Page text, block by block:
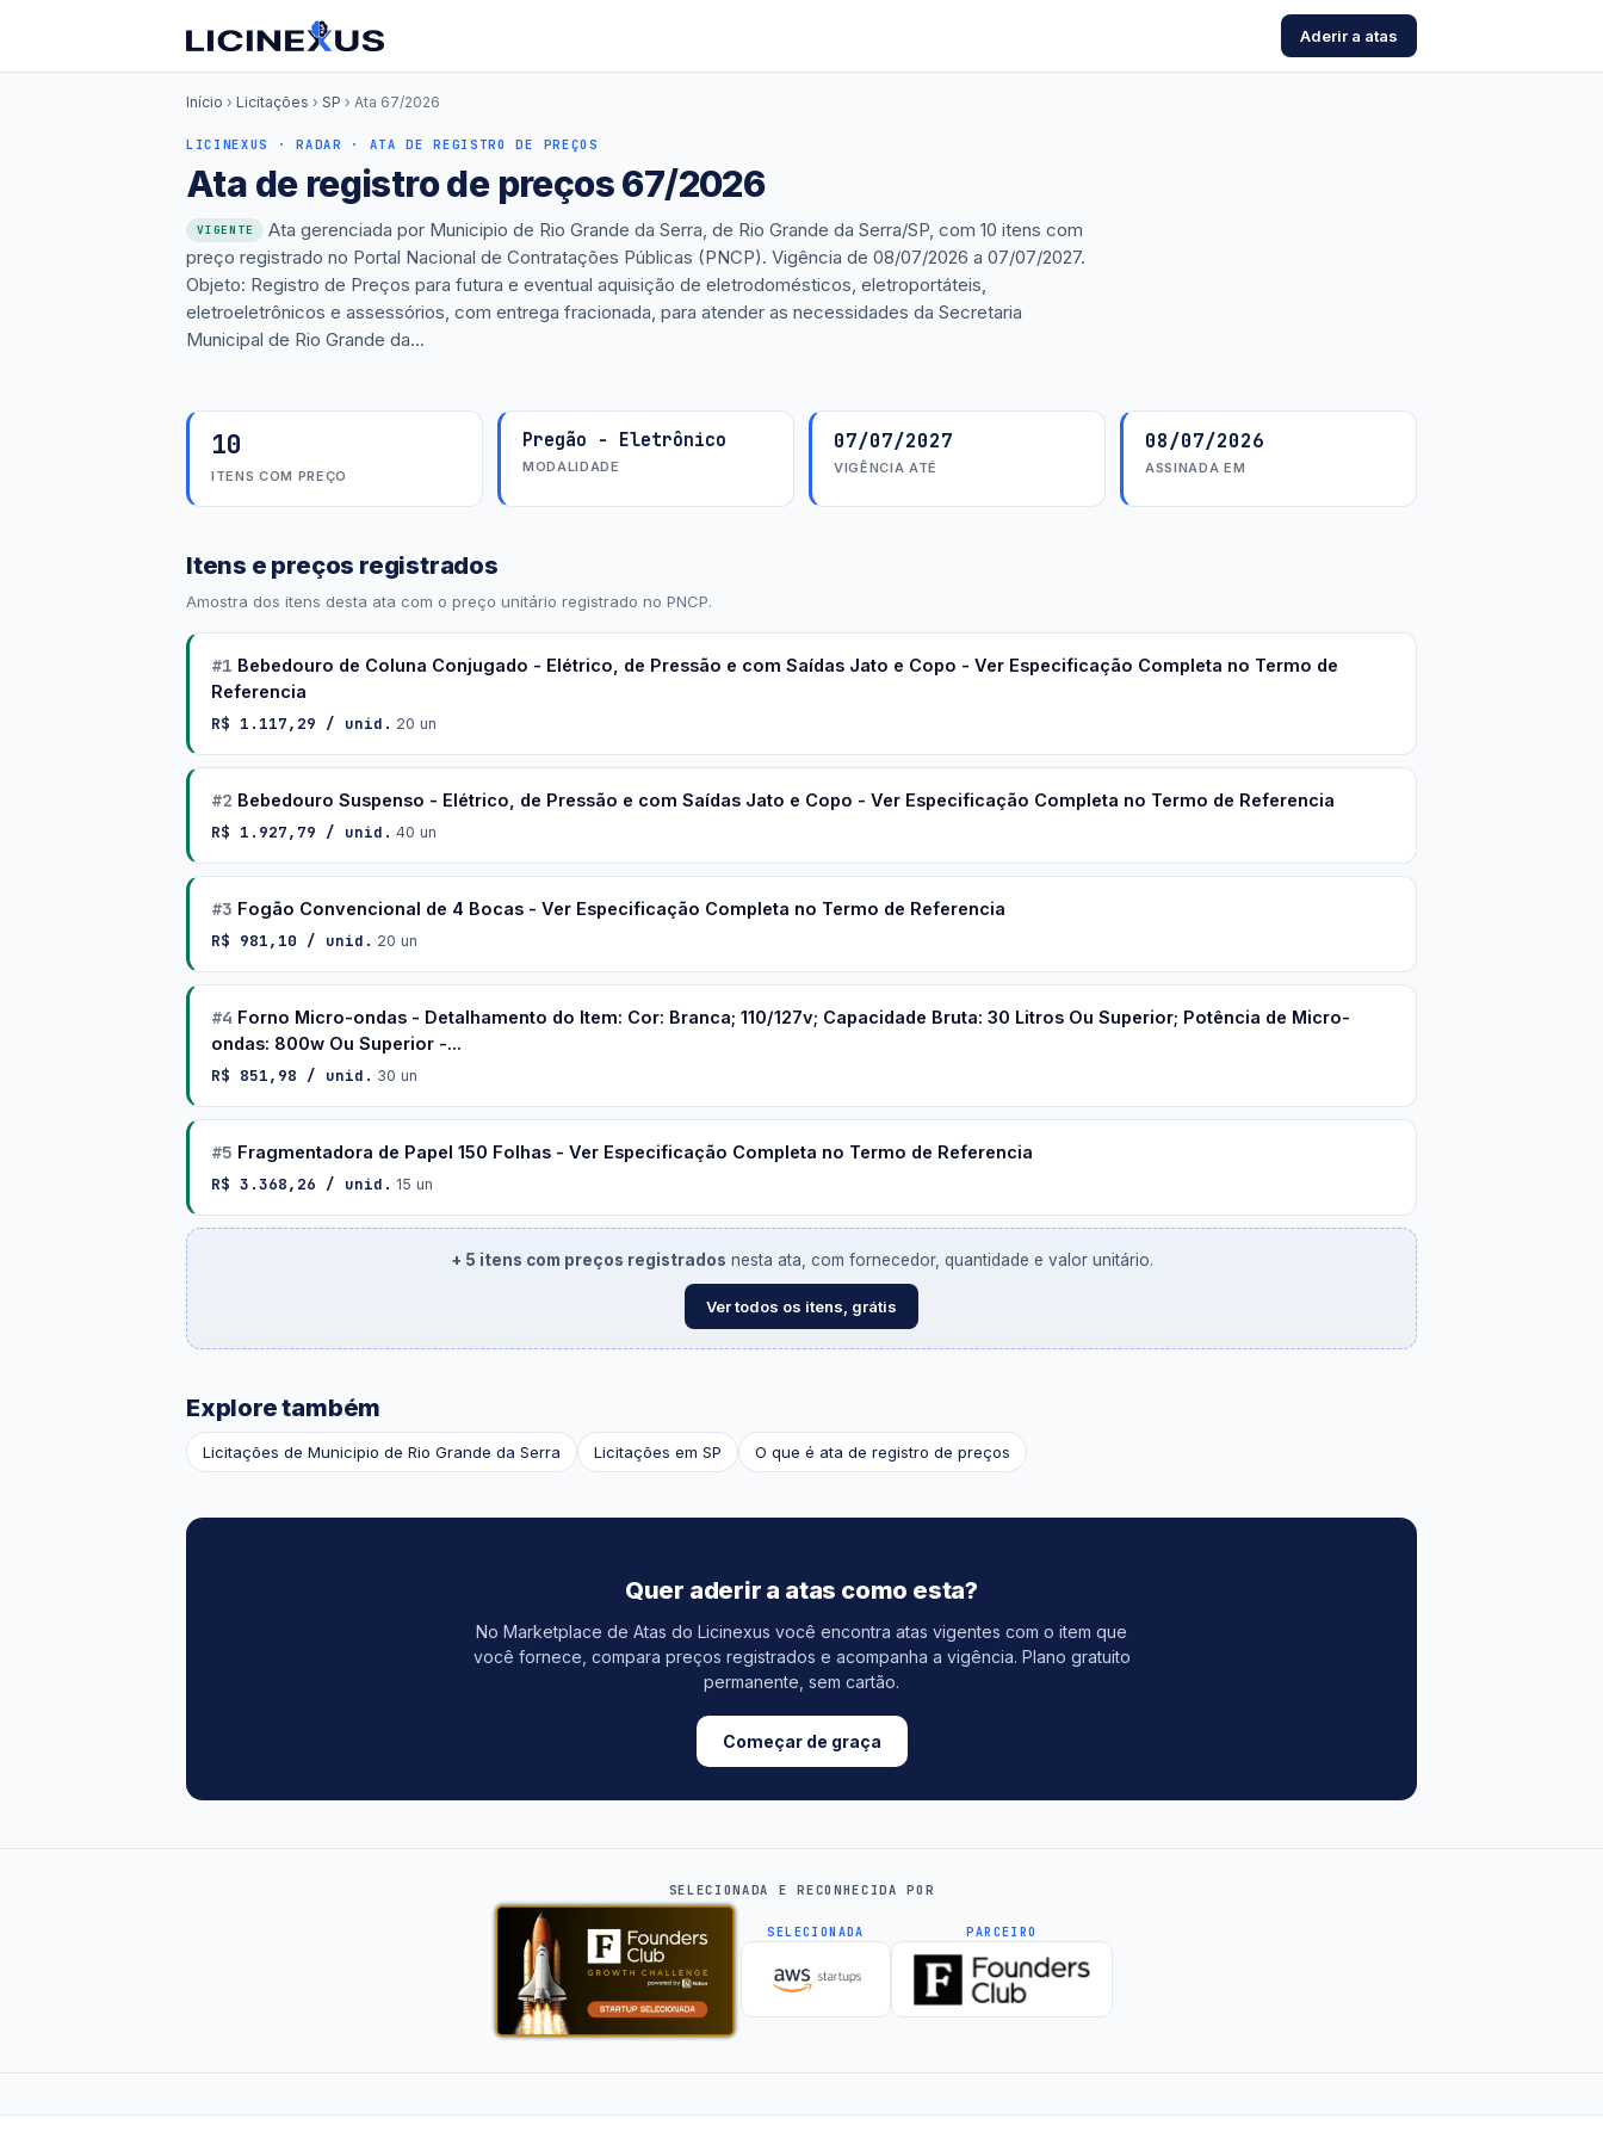
Aderir a atas
Início › Licitações › SP › Ata 67/2026
LICINEXUS · RADAR · ATA DE REGISTRO DE PREÇOS
Ata de registro de preços 67/2026
VIGENTE
Ata gerenciada por Municipio de Rio Grande da Serra, de Rio Grande da Serra/SP, com 10 itens com
preço registrado no Portal Nacional de Contratações Públicas (PNCP). Vigência de 08/07/2026 a 07/07/2027.
Objeto: Registro de Preços para futura e eventual aquisição de eletrodomésticos, eletroportáteis,
eletroeletrônicos e assessórios, com entrega fracionada, para atender as necessidades da Secretaria
Municipal de Rio Grande da...
10
ITENS COM PREÇO
Pregão - Eletrônico
MODALIDADE
07/07/2027
VIGÊNCIA ATÉ
08/07/2026
ASSINADA EM
Itens e preços registrados
Amostra dos itens desta ata com o preço unitário registrado no PNCP.
#1 Bebedouro de Coluna Conjugado - Elétrico, de Pressão e com Saídas Jato e Copo - Ver Especificação Completa no Termo de
Referencia
R$ 1.117,29 / unid. ·20 un
#2 Bebedouro Suspenso - Elétrico, de Pressão e com Saídas Jato e Copo - Ver Especificação Completa no Termo de Referencia
R$ 1.927,79 / unid. ·40 un
#3 Fogão Convencional de 4 Bocas - Ver Especificação Completa no Termo de Referencia
R$ 981,10 / unid. ·20 un
#4 Forno Micro-ondas - Detalhamento do Item: Cor: Branca; 110/127v; Capacidade Bruta: 30 Litros Ou Superior; Potência de Micro-
ondas: 800w Ou Superior -...
R$ 851,98 / unid. ·30 un
#5 Fragmentadora de Papel 150 Folhas - Ver Especificação Completa no Termo de Referencia
R$ 3.368,26 / unid. ·15 un
+ 5 itens com preços registrados nesta ata, com fornecedor, quantidade e valor unitário.
Ver todos os itens, grátis
Explore também
Licitações de Municipio de Rio Grande da Serra Licitações em SP O que é ata de registro de preços
Quer aderir a atas como esta?
No Marketplace de Atas do Licinexus você encontra atas vigentes com o item que
você fornece, compara preços registrados e acompanha a vigência. Plano gratuito
permanente, sem cartão.
Começar de graça
SELECIONADA E RECONHECIDA POR
SELECIONADA PARCEIRO